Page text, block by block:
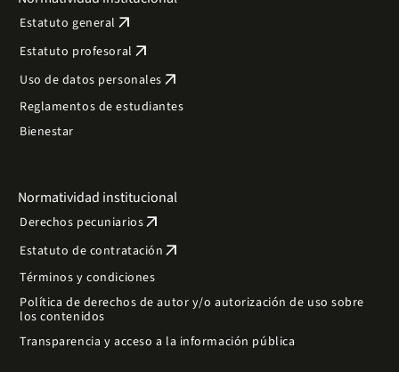
Estatuto general arrow_outward
Estatuto profesoral arrow_outward
Uso de datos personales arrow_outward
Reglamentos de estudiantes
Bienestar
Normatividad institucional
Derechos pecuniariosarrow_outward
Estatuto de contratación arrow_outward
Términos y condiciones
Política de derechos de autor y/o autorización de uso sobre
los contenidos
Transparencia y acceso a la información pública